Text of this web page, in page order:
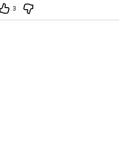
veel plezier gemaakt en gedeeld. Het
kanaal blijft wel bestaan, en in de
3